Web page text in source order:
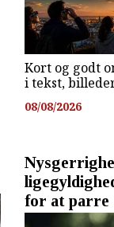
Kort og godt
i tekst,
08/08/2026
for at parre